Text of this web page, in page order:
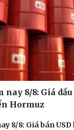
nay 8/8: Giá
Hormuz
8/8: Giá bán